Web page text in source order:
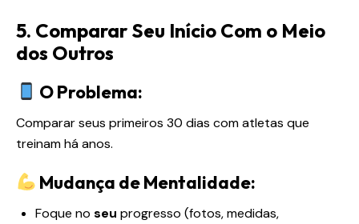
5. Comparar Seu Início Com o Meio
dos Outros
O Problema:
Comparar seus primeiros 30 dias com atletas que
treinam há anos.
Mudança de Mentalidade:
Foque no seu progresso (fotos, medidas,